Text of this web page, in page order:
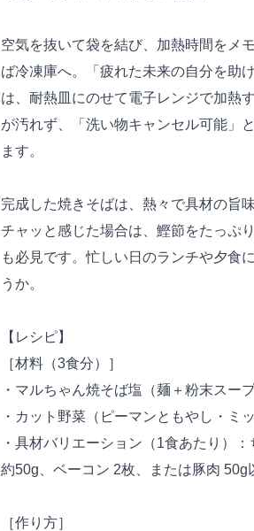
空気を抜いて袋を結び、加熱時間をメ
ば冷凍庫へ。「疲れた未来の自分を助
は、耐熱皿にのせて電子レンジで加熱
が汚れず、「洗い物キャンセル可能」
ます。
完成した焼きそばは、熱々で具材の旨
チャッと感じた場合は、鰹節をたっぷ
も必見です。忙しい日のランチや夕食
うか。
【レシピ】
［材料（3食分）］
・マルちゃん焼そば塩（麺＋粉末スー
・カット野菜（ピーマンともやし・ミ
・具材バリエーション（1食あたり）
約50g、ベーコン 2枚、または豚肉 50g
［作り方］